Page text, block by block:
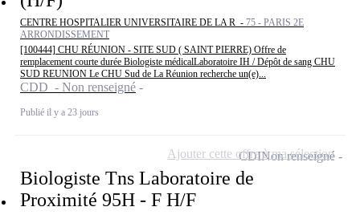
CENTRE HOSPITALIER UNIVERSITAIRE DE LA R - 75 - PARIS 2E
ARRONDISSEMENT
[100444] CHU RÉUNION - SITE SUD ( SAINT PIERRE) Offre de
remplacement courte durée Biologiste médicalLaboratoire IH / Dépôt de sang CHU
SUD REUNION Le CHU Sud de La Réunion recherche un(e)...
CDD - Non renseigné
Publié il y a 23 jours
Biologiste Tns Laboratoire de
Proximité 95H - F H/F
CDINon renseigné
Ajouter cette offre à ma sélection